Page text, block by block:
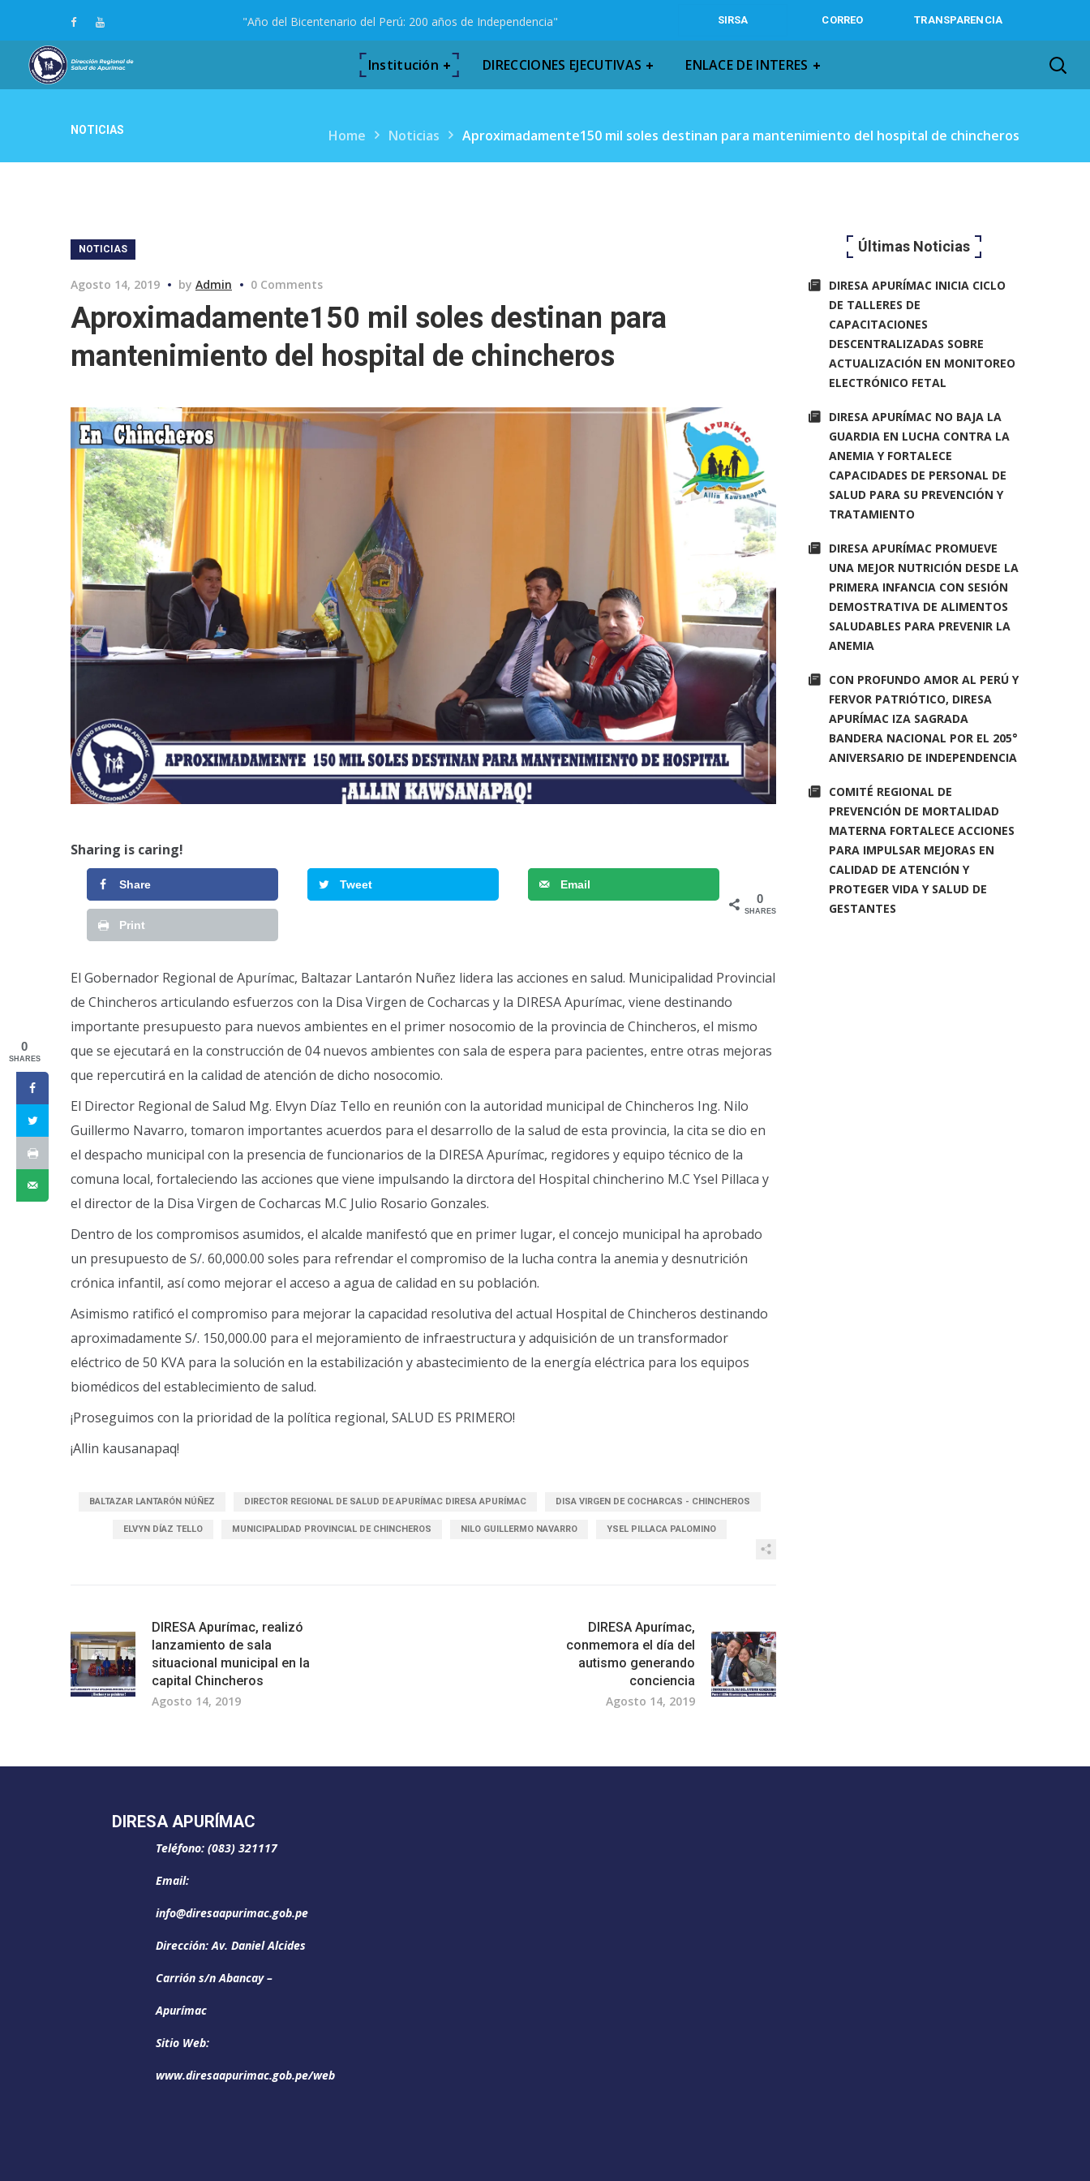
"Año del Bicentenario del Perú: 200 años de Independencia" SIRSA CORREO TRANSPARENCIA
Institución DIRECCIONES EJECUTIVAS ENLACE DE INTERES
NOTICIAS Home Noticias Aproximadamente150 mil soles destinan para mantenimiento del hospital de chincheros
NOTICIAS
Agosto 14, 2019 by Admin 0 Comments
Aproximadamente150 mil soles destinan para
mantenimiento del hospital de chincheros
Sharing is caring!
Share Tweet Email
Print
0
SHARES
El Gobernador Regional de Apurímac, Baltazar Lantarón Nuñez lidera las acciones en salud. Municipalidad Provincial
de Chincheros articulando esfuerzos con la Disa Virgen de Cocharcas y la DIRESA Apurímac, viene destinando
importante presupuesto para nuevos ambientes en el primer nosocomio de la provincia de Chincheros, el mismo
que se ejecutará en la construcción de 04 nuevos ambientes con sala de espera para pacientes, entre otras mejoras
que repercutirá en la calidad de atención de dicho nosocomio.
El Director Regional de Salud Mg. Elvyn Díaz Tello en reunión con la autoridad municipal de Chincheros Ing. Nilo
Guillermo Navarro, tomaron importantes acuerdos para el desarrollo de la salud de esta provincia, la cita se dio en
el despacho municipal con la presencia de funcionarios de la DIRESA Apurímac, regidores y equipo técnico de la
comuna local, fortaleciendo las acciones que viene impulsando la dirctora del Hospital chincherino M.C Ysel Pillaca y
el director de la Disa Virgen de Cocharcas M.C Julio Rosario Gonzales.
Dentro de los compromisos asumidos, el alcalde manifestó que en primer lugar, el concejo municipal ha aprobado
un presupuesto de S/. 60,000.00 soles para refrendar el compromiso de la lucha contra la anemia y desnutrición
crónica infantil, así como mejorar el acceso a agua de calidad en su población.
Asimismo ratificó el compromiso para mejorar la capacidad resolutiva del actual Hospital de Chincheros destinando
aproximadamente S/. 150,000.00 para el mejoramiento de infraestructura y adquisición de un transformador
eléctrico de 50 KVA para la solución en la estabilización y abastecimiento de la energía eléctrica para los equipos
biomédicos del establecimiento de salud.
¡Proseguimos con la prioridad de la política regional, SALUD ES PRIMERO!
¡Allin kausanapaq!
BALTAZAR LANTARÓN NÚÑEZ DIRECTOR REGIONAL DE SALUD DE APURÍMAC DIRESA APURÍMAC DISA VIRGEN DE COCHARCAS - CHINCHEROS
ELVYN DÍAZ TELLO MUNICIPALIDAD PROVINCIAL DE CHINCHEROS NILO GUILLERMO NAVARRO YSEL PILLACA PALOMINO
DIRESA Apurímac, realizó
lanzamiento de sala
situacional municipal en la
capital Chincheros
Agosto 14, 2019
DIRESA Apurímac,
conmemora el día del
autismo generando
conciencia
Agosto 14, 2019
Últimas Noticias
DIRESA APURÍMAC INICIA CICLO
DE TALLERES DE
CAPACITACIONES
DESCENTRALIZADAS SOBRE
ACTUALIZACIÓN EN MONITOREO
ELECTRÓNICO FETAL
DIRESA APURÍMAC NO BAJA LA
GUARDIA EN LUCHA CONTRA LA
ANEMIA Y FORTALECE
CAPACIDADES DE PERSONAL DE
SALUD PARA SU PREVENCIÓN Y
TRATAMIENTO
DIRESA APURÍMAC PROMUEVE
UNA MEJOR NUTRICIÓN DESDE LA
PRIMERA INFANCIA CON SESIÓN
DEMOSTRATIVA DE ALIMENTOS
SALUDABLES PARA PREVENIR LA
ANEMIA
CON PROFUNDO AMOR AL PERÚ Y
FERVOR PATRIÓTICO, DIRESA
APURÍMAC IZA SAGRADA
BANDERA NACIONAL POR EL 205°
ANIVERSARIO DE INDEPENDENCIA
COMITÉ REGIONAL DE
PREVENCIÓN DE MORTALIDAD
MATERNA FORTALECE ACCIONES
PARA IMPULSAR MEJORAS EN
CALIDAD DE ATENCIÓN Y
PROTEGER VIDA Y SALUD DE
GESTANTES
DIRESA APURÍMAC
Teléfono: (083) 321117
Email:
info@diresaapurimac.gob.pe
Dirección: Av. Daniel Alcides
Carrión s/n Abancay –
Apurímac
Sitio Web:
www.diresaapurimac.gob.pe/web
0
SHARES